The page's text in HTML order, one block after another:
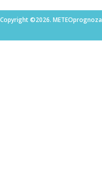
Copyright ©2026. METEOprognoza